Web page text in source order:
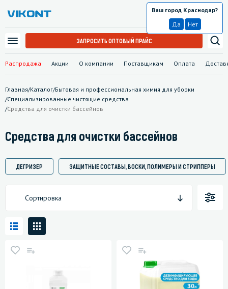
Распродажа Акции О компании Поставщикам Оплата
Краснодар
Ваш город Краснодар?
Да
Нет
ЗАПРОСИТЬ ОПТОВЫЙ ПРАЙС
Главная/Каталог/Бытовая и профессиональная химия для уборки
/Специализированные чистящие средства
/Средства для очистки бассейнов
Средства для очистки бассейнов
ДЕГРИЗЕР ЗАЩИТНЫЕ СОСТАВЫ, ВОСКИ, ПОЛИМЕРЫ И СТРИППЕРЫ
Сортировка